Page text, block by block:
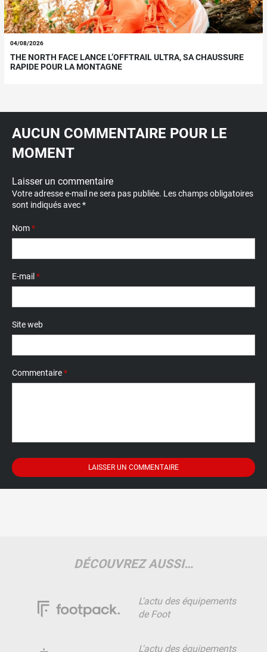
04/08/2026
THE NORTH FACE LANCE L’OFFTRAIL ULTRA, SA CHAUSSURE
RAPIDE POUR LA MONTAGNE
AUCUN COMMENTAIRE POUR LE
MOMENT
Laisser un commentaire
Votre adresse e-mail ne sera pas publiée. Les champs obligatoires
sont indiqués avec*
Nom*
E-mail *
Site web
Commentaire*
DÉCOUVREZ AUSSI…
L'actu des équipements
de Foot
L'actu des équipements